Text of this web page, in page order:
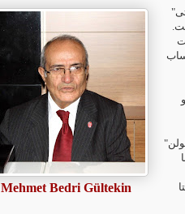
Mehmet Bedri Gültekin